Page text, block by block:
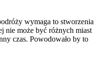
wymaga to stworzenia
nie może być różnych miast
czas. Powodowało by to